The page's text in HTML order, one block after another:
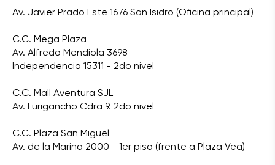
Av. Javier Prado Este 1676 San Isidro (Oficina principal)
C.C. Mega Plaza
Av. Alfredo Mendiola 3698
Independencia 15311 - 2do nivel
C.C. Mall Aventura SJL
Av. Lurigancho Cdra 9. 2do nivel
C.C. Plaza San Miguel
Av. de la Marina 2000 - 1er piso (frente a Plaza Vea)